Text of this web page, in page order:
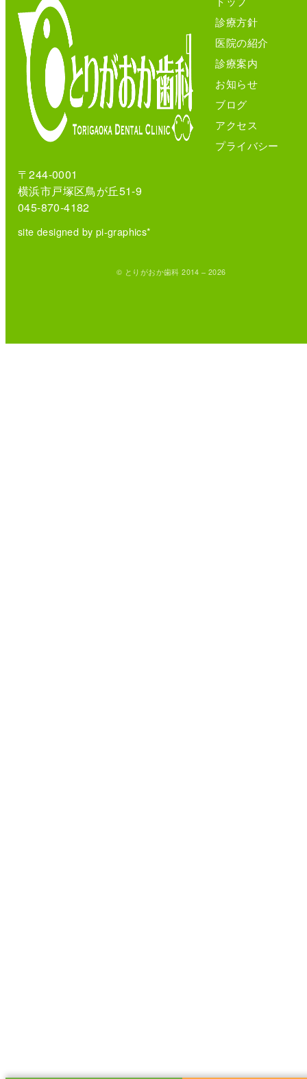
〒244-0001
横浜市戸塚区鳥が丘51-9
045-870-4182
site designed by pi-graphics*
診療方針
医院の紹介
診療案内
お知らせ
ブログ
アクセス
プライバシー
© とりがおか歯科 2014 – 2026